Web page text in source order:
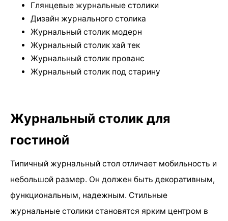
Глянцевые журнальные столики
Дизайн журнального столика
Журнальный столик модерн
Журнальный столик хай тек
Журнальный столик прованс
Журнальный столик под старину
Журнальный столик для
гостиной
Типичный журнальный стол отличает мобильность и
небольшой размер. Он должен быть декоративным,
функциональным, надежным. Стильные
журнальные столики становятся ярким центром в